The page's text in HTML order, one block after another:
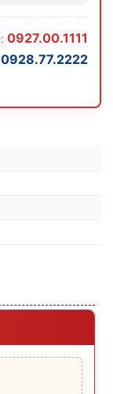
0927.00.1111
0928.77.2222